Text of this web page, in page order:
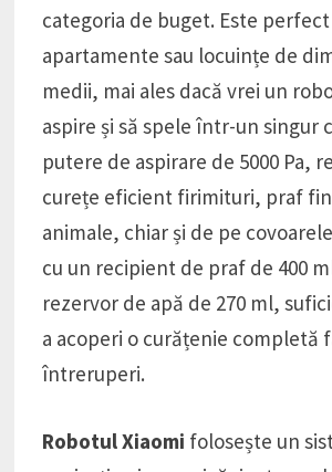
categoria de buget. Este
apartamente sau locuințe de
medii, mai ales dacă vrei un
aspire și să spele într-un singur
putere de aspirare de 5000 Pa,
curețe eficient firimituri, praf
animale, chiar și de pe
cu un recipient de praf de 400
rezervor de apă de 270 ml,
a acoperi o curățenie completă
întreruperi.
Robotul Xiaomi folosește un